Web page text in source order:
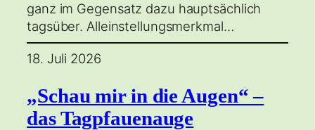
ganz im Gegensatz dazu hauptsächlich
tagsüber. Alleinstellungsmerkmal…
18. Juli 2026
„Schau mir in die Augen“ –
das Tagpfauenauge